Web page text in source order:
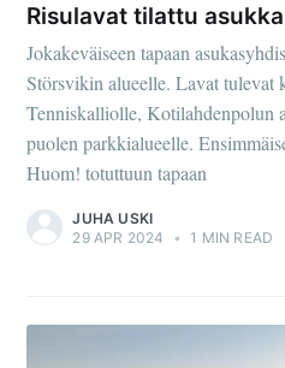
Risulavat tilattu
Jokakeväiseen tapaan
Störsvikin alueelle. Lavat tulevat
Tenniskalliolle, Kotilahdenpolun
puolen parkkialueelle.
Huom! totuttuun tapaan
JUHA USKI
29 APR 2024
• 1 MIN READ